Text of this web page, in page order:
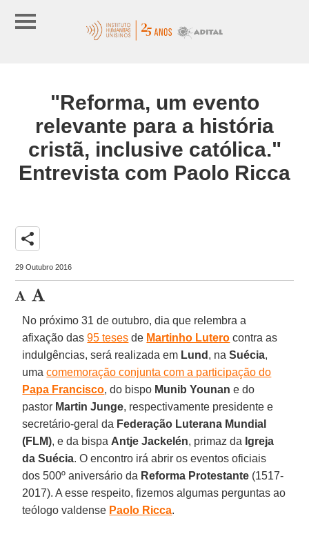
"Reforma, um evento
relevante para a história
cristã, inclusive católica."
Entrevista com Paolo Ricca
share
29 Outubro 2016
No próximo 31 de outubro, dia que relembra a
afixação das95 teses de Martinho Lutero contra as
indulgências, será realizada em Lund , naSuécia,
umacomemoração conjunta com a participação do
Papa Francisco, do bispo Munib Younan e do
pastor Martin Junge, respectivamente presidente e
secretário-geral da Federação Luterana Mundial
(FLM), e da bispa Antje Jackelén, primaz da Igreja
da Suécia. O encontro irá abrir os eventos oficiais
dos 500º aniversário da Reforma Protestante (1517-
2017). A esse respeito, fizemos algumas perguntas ao
teólogo valdense Paolo Ricca.